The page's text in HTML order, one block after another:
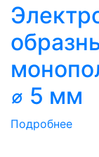
⌀ 5 мм
Подробнее